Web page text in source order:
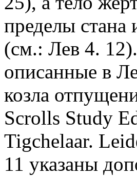
пределы стана
(см.: Лев 4.
описанные в
козла
Scrolls Study
Tigchelaar.
11 указаны